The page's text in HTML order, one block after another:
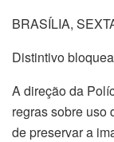
BRASÍLIA,
Distintivo
A direção da
regras sobre uso
de preservar a